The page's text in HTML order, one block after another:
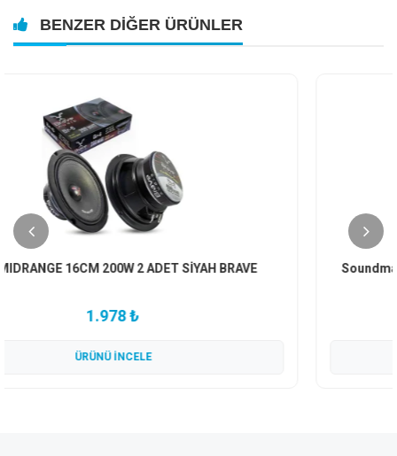
BENZER DIĞER ÜRÜNLER
Soundmax SX-CX520 13 Cm Coaxial Hoparlör Takımı 2